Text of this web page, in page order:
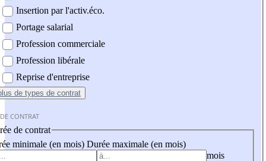
Insertion par l'activ.éco.
Portage salarial
Profession commerciale
Profession libérale
Reprise d'entreprise
de types de contrat
CONTRAT
de contrat
minimale (en mois) Durée maximale (en mois)
mois